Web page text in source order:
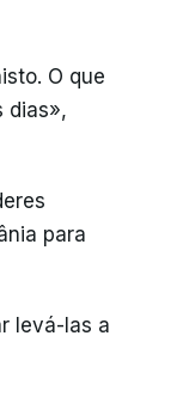
O que
dias»,
para
levá-las a